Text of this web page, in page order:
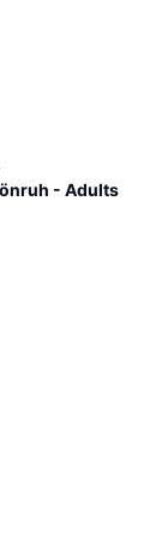
- Adults